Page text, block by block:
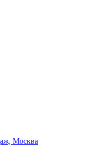
Москва